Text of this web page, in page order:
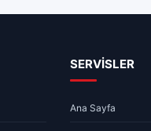
SERVİSLER
Ana Sayfa